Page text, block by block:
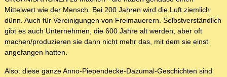
Mittelwert wie der Mensch. Bei 200 Jahren wird die Luft ziemlich
dünn. Auch für Vereinigungen von Freimauerern. Selbstverständlich
gibt es auch Unternehmen, die 600 Jahre alt werden, aber oft
machen/produzieren sie dann nicht mehr das, mit dem sie einst
angefangen hatten.
Also: diese ganze Anno-Piependecke-Dazumal-Geschichten sind